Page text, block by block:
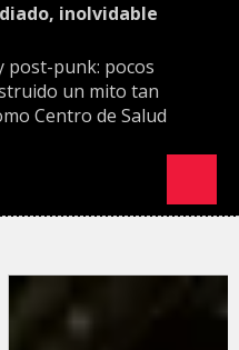
inolvidable
post-punk: pocos
un mito tan
Centro de Salud